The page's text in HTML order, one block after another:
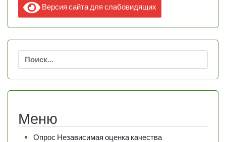
Версия сайта для слабовидящих
Меню
Опрос Независимая оценка качества